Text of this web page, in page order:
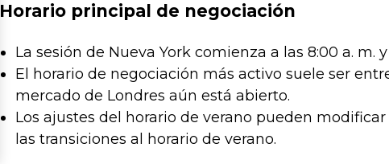
Horario principal de negociación
La sesión de Nueva York comienza a las 8:00 a. m.
El horario de negociación más activo suele ser
mercado de Londres aún está abierto.
Los ajustes del horario de verano pueden
las transiciones al horario de verano.